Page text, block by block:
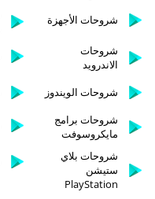
شروحات الأجهزة
شروحات
الاندرويد
شروحات الويندوز
شروحات برامج
مايكروسوفت
شروحات بلاي
ستيشن
PlayStation